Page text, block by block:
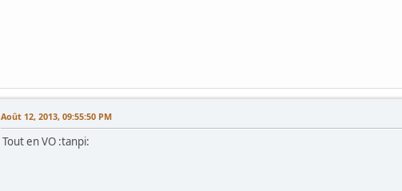
Août 12, 2013, 09:55:50 PM
Tout en VO :tanpi: